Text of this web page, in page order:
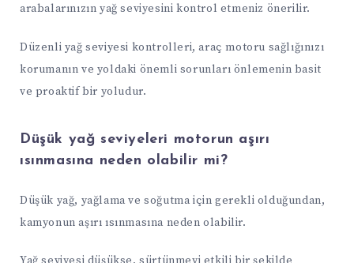
arabalarınızın yağ seviyesini kontrol etmeniz önerilir.
Düzenli yağ seviyesi kontrolleri, araç motoru sağlığınızı
korumanın ve yoldaki önemli sorunları önlemenin basit
ve proaktif bir yoludur.
Düşük yağ seviyeleri motorun aşırı
ısınmasına neden olabilir mi?
Düşük yağ, yağlama ve soğutma için gerekli olduğundan,
kamyonun aşırı ısınmasına neden olabilir.